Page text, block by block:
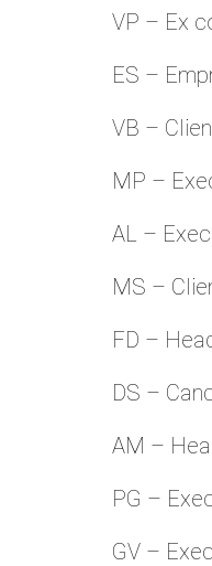
VP – Ex
ES –
VB –
MP –
AL –
MS –
FD –
DS –
AM –
PG –
GV –